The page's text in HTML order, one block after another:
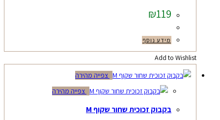
₪119
מידע נוסף
Add to Wishlist
צפייה מהירה
צפייה מהירה
בקבוק זכוכית שחור שקוף M